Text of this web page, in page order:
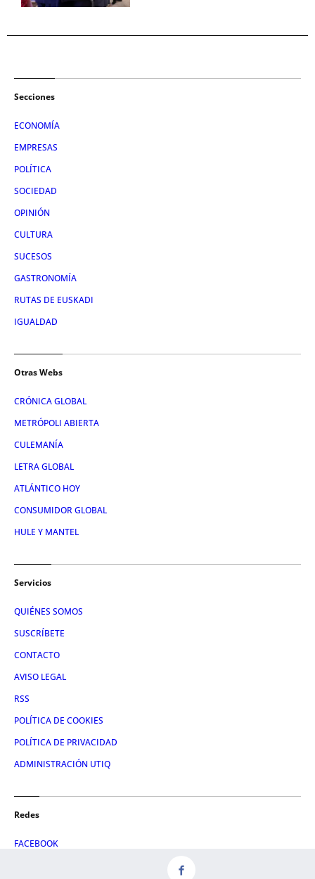
Secciones
ECONOMÍA
EMPRESAS
POLÍTICA
SOCIEDAD
OPINIÓN
CULTURA
SUCESOS
GASTRONOMÍA
RUTAS DE EUSKADI
IGUALDAD
Otras Webs
CRÓNICA GLOBAL
METRÓPOLI ABIERTA
CULEMANÍA
LETRA GLOBAL
ATLÁNTICO HOY
CONSUMIDOR GLOBAL
HULE Y MANTEL
Servicios
QUIÉNES SOMOS
SUSCRÍBETE
CONTACTO
AVISO LEGAL
RSS
POLÍTICA DE COOKIES
POLÍTICA DE PRIVACIDAD
ADMINISTRACIÓN UTIQ
Redes
FACEBOOK